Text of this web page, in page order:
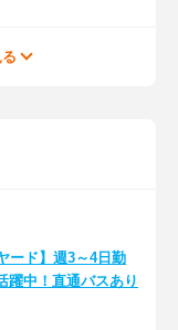
ード】週3～4日勤
中！直通バスあり